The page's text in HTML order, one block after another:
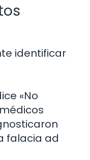
identificar
«No
falacia ad